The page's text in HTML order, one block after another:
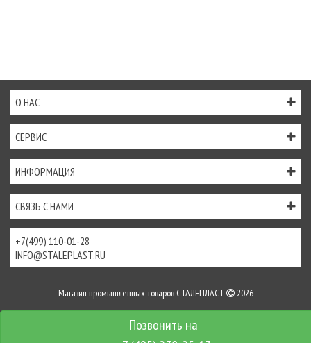
О НАС
СЕРВИС
ИНФОРМАЦИЯ
СВЯЗЬ С НАМИ
+7(499) 110-01-28
INFO@STALEPLAST.RU
Магазин промышленных товаров СТАЛЕПЛАСТ 2026
Интернет-магазин создан наInSales